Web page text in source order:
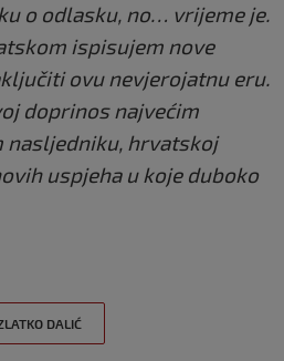
o odlasku, no… vrijeme je.
ispisujem nove
ovu nevjerojatnu eru.
doprinos najvećim
nasljedniku, hrvatskoj
uspjeha u koje duboko
DALIĆ